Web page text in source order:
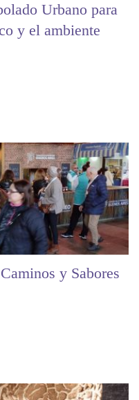
Urbano para
y el ambiente
y Sabores